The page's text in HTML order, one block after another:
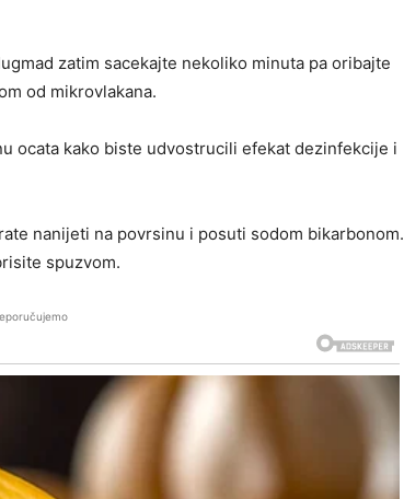
zatim sacekajte nekoliko minuta pa oribajte
od mikrovlakana.
ocata kako biste udvostrucili efekat dezinfekcije i
nanijeti na povrsinu i posuti sodom bikarbonom.
spuzvom.